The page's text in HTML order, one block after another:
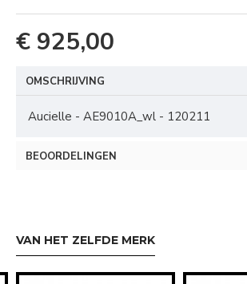
€ 925,00
OMSCHRIJVING
Aucielle - AE9010A_wl - 120211
BEOORDELINGEN
VAN HET ZELFDE MERK